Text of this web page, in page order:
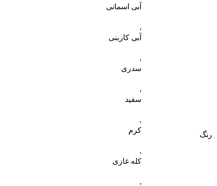
رنگ
آبی اسمانی
,
آبی کاربنی
,
سدری
,
سفید
,
کرم
,
کله غازی
,